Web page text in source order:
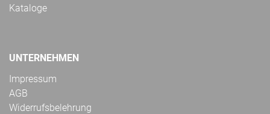
Kataloge
UNTERNEHMEN
Impressum
AGB
Widerrufsbelehrung